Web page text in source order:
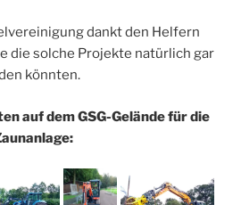
dankt den Helfern
die solche Projekte natürlich gar
könnten.
auf dem GSG-Gelände für die